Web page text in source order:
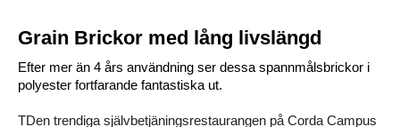
Grain Brickor med lång livslängd
Efter mer än 4 års användning ser dessa spannmålsbrickor i
polyester fortfarande fantastiska ut.
TDen trendiga självbetjäningsrestaurangen på Corda Campus